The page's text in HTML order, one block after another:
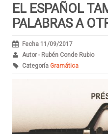
EL ESPAÑOL
PALABRAS A
Fecha 11/09/2017
Autor - Rubén Conde Rubio
Categoría Gramática